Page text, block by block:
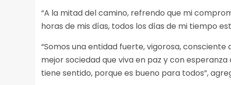
“A la mitad del camino, refrendo que mi
horas de mis días, todos los días de mi tiempo
“Somos una entidad fuerte, vigorosa,
mejor sociedad que viva en paz y con
tiene sentido, porque es bueno para todos”,